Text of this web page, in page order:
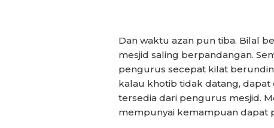
Dan waktu azan pun tiba. Bilal
mesjid saling berpandangan.
pengurus secepat kilat
kalau khotib tidak datang,
tersedia dari pengurus mesjid.
mempunyai kemampuan dapat